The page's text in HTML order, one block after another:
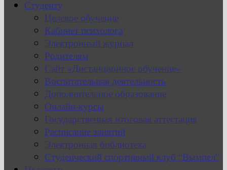
Студенту
Целевое обучение
Кабинет психолога
Электронный журнал
Родителям
Сайт «Дистанционное обучение»
Воспитательная деятельность
Дополнительное образование
Онлайн-курсы
Государственная итоговая аттестация
Расписание занятий
Электронная библиотека
Студенческий спортивный клуб “Вымпел”